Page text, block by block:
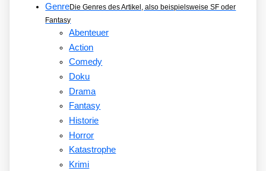
GenreDie Genres des Artikel, also beispielsweise SF oder
Fantasy
Abenteuer
Action
Comedy
Doku
Drama
Fantasy
Historie
Horror
Katastrophe
Krimi